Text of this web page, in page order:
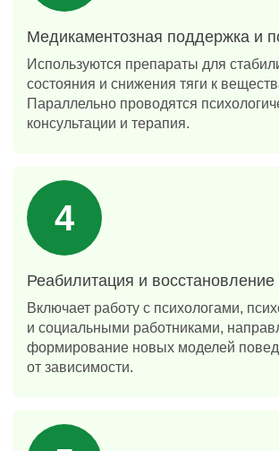
Медикаментозная поддержка и
Используются препараты для
состояния и снижения тяги к
Параллельно проводятся
консультации и терапия.
Реабилитация и восстановление
Включает работу с психологами,
и социальными работниками,
формирование новых моделей
от зависимости.